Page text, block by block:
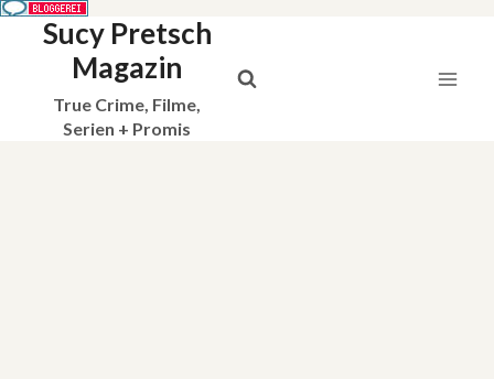
Sucy Pretsch
Magazin
True Crime, Filme,
Serien + Promis